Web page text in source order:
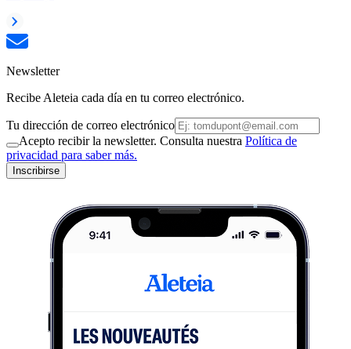
Newsletter
Recibe Aleteia cada día en tu correo electrónico.
Tu dirección de correo electrónico
Acepto recibir la newsletter. Consulta nuestra Política de
privacidad para saber más.
Inscribirse